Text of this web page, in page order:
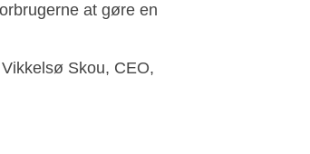
at gøre en
Skou, CEO,